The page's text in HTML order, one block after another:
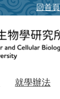
回首頁
就學辦法